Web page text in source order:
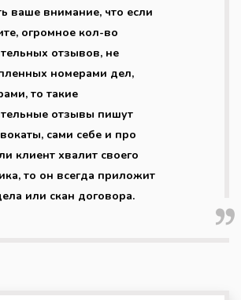
ваше внимание, что если
огромное кол-во
отзывов, не
номерами дел,
то такие
отзывы пишут
сами себе и про
клиент хвалит своего
то он всегда приложит
или скан договора.